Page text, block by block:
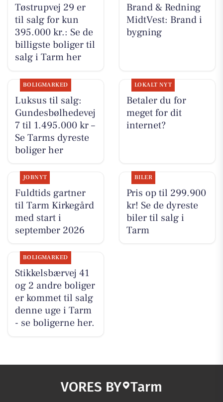
Tøstrupvej 29 er
til salg for kun
395.000 kr.: Se de
billigste boliger til
salg i Tarm her
Brand & Redning
MidtVest: Brand i
bygning
BOLIGMARKED
Luksus til salg:
Gundesbølhedevej
7 til 1.495.000 kr –
Se Tarms dyreste
boliger her
LOKALT NYT
Betaler du for
meget for dit
internet?
JOBNYT
Fuldtids gartner
til Tarm Kirkegård
med start i
september 2026
BILER
Pris op til 299.900
kr! Se de dyreste
biler til salg i
Tarm
BOLIGMARKED
Stikkelsbærvej 41
og 2 andre boliger
er kommet til salg
denne uge i Tarm
- se boligerne her.
VORES BY Tarm